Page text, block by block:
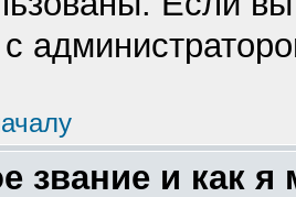
с
звание и как я